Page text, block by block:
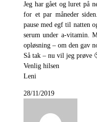
Jeg har gået og luret på
for et par måneder
pause med egf til natten
serum under a-vitamin.
opløsning – om den gav
Så tak – nu vil jeg prøve
Venlig hilsen
Leni
28/11/2019